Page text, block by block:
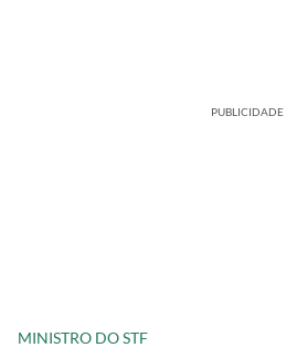
PUBLICIDADE
MINISTRO DO STF